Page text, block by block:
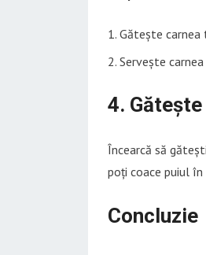
Gătește
Servește
4.
Încearcă să
poți coace puiul
Concluzie